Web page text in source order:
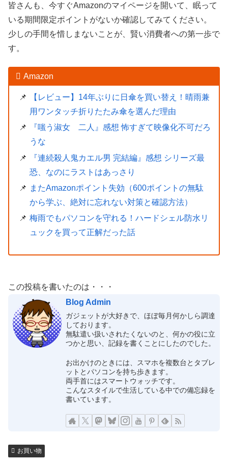
皆さんも、今すぐAmazonのマイページを開いて、眠って
いる期間限定ポイントがないか確認してみてください。
少しの手間を惜しまないことが、賢い消費者への第一歩で
す。
Amazon
【レビュー】14年ぶりに日傘を買い替え！晴雨兼
用ワンタッチ折りたたみ傘を選んだ理由
『嗤う淑女 二人』感想 怖すぎて映像化不可だろ
うな
『連続殺人鬼カエル男 完結編』感想 シリーズ最
恐、なのにラストはあっさり
またAmazonポイント失効（600ポイントの無駄
から学ぶ、絶対に忘れない対策と確認方法）
梅雨でもパソコンを守れる！ハードシェル防水リ
ュックを買って正解だった話
この投稿を書いたのは・・・
Blog Admin
ガジェットが大好きで、ほぼ毎月何かしら調達
しております。
無駄遣い扱いされたくないのと、何かの役に立
つかと思い、記録を書くことにしたのでした。
お出かけのときには、スマホを複数台とタブレ
ットとパソコンを持ち歩きます。
両手首にはスマートウォッチです。
こんなスタイルで生活している中での備忘録を
書いています。
お買い物